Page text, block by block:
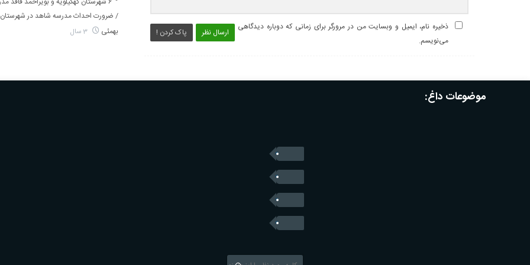
ارسال نظر پاک کردن !
ذخیره نام، ایمیل و وبسایت من در مرورگر برای زمانی که دوباره دیدگاهی
می‌نویسم.
/ ضرورت احداث مدرسه شاهد در شهرستان
بهمئی
موضوعات داغ: